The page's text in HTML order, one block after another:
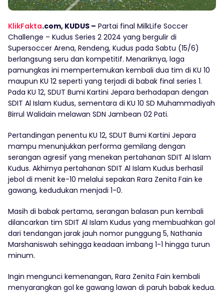
KlikFakta.com, KUDUS – Partai final MilkLife Soccer
Challenge – Kudus Series 2 2024 yang bergulir di
Supersoccer Arena, Rendeng, Kudus pada Sabtu (15/6)
berlangsung seru dan kompetitif. Menariknya, laga
pamungkas ini mempertemukan kembali dua tim di KU 10
maupun KU 12 seperti yang terjadi di babak final series 1.
Pada KU 12, SDUT Bumi Kartini Jepara berhadapan dengan
SDIT Al Islam Kudus, sementara di KU 10 SD Muhammadiyah
Birrul Walidain melawan SDN Jambean 02 Pati.
Pertandingan penentu KU 12, SDUT Bumi Kartini Jepara
mampu menunjukkan performa gemilang dengan
serangan agresif yang menekan pertahanan SDIT Al Islam
Kudus. Akhirnya pertahanan SDIT Al Islam Kudus berhasil
jebol di menit ke-10 melalui sepakan Rara Zenita Fain ke
gawang, kedudukan menjadi 1-0.
Masih di babak pertama, serangan balasan pun kembali
dilancarkan tim SDIT Al Islam Kudus yang membuahkan gol
dari tendangan jarak jauh nomor punggung 5, Nathania
Marshaniswah sehingga keadaan imbang 1-1 hingga turun
minum.
Ingin mengunci kemenangan, Rara Zenita Fain kembali
menyarangkan gol ke gawang lawan di paruh babak kedua.